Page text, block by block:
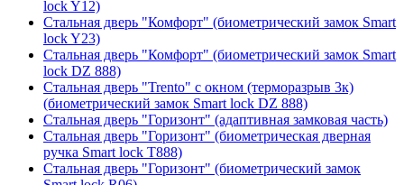
lock Y12)
Стальная дверь "Комфорт" (биометрический замок Smart
lock Y23)
Стальная дверь "Комфорт" (биометрический замок Smart
lock DZ 888)
Стальная дверь "Trento" с окном (терморазрыв 3к)
(биометрический замок Smart lock DZ 888)
Стальная дверь "Горизонт" (адаптивная замковая часть)
Стальная дверь "Горизонт" (биометрическая дверная
ручка Smart lock T888)
Стальная дверь "Горизонт" (биометрический замок